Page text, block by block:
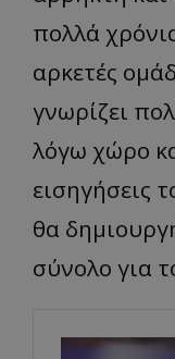
πολλά
αρκετές
γνωρίζει
λόγω χώρο
εισηγήσεις
θα
σύνολο για